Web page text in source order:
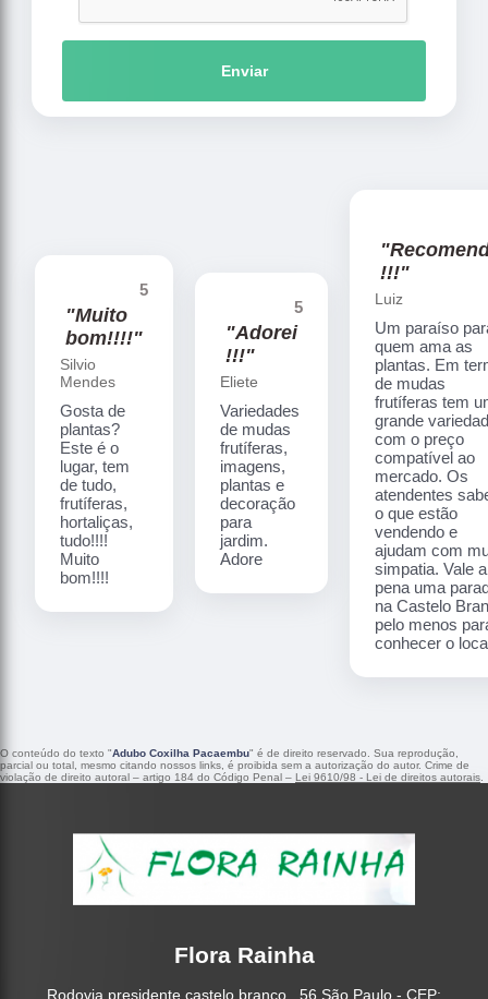
Enviar
5
"Muito
bom!!!!"
Silvio
Mendes
Gosta de
plantas?
Este é o
lugar, tem
de tudo,
frutíferas,
hortaliças,
tudo!!!!
Muito
bom!!!!
5
"Adorei
!!!"
Eliete
Variedades
de mudas
frutíferas,
imagens,
plantas e
decoração
para
jardim.
Adore
!!!"
Luiz
Um paraíso
quem ama as
plantas. Em
de mudas
frutíferas tem
grande
com o preço
compatível ao
mercado. Os
atendentes
o que estão
vendendo e
ajudam com
simpatia. Vale a
pena uma
na Castelo
pelo menos
conhecer o
O conteúdo do texto "Adubo Coxilha Pacaembu" é de direito reservado. Sua reprodução,
parcial ou total, mesmo citando nossos links, é proibida sem a autorização do autor. Crime de
violação de direito autoral – artigo 184 do Código Penal – Lei 9610/98 - Lei de direitos autorais
Flora Rainha
Rodovia presidente castelo branco , 56 São Paulo - CEP: